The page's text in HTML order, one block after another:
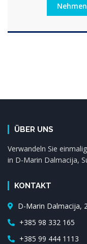
ÜBER UNS
Verwandeln Sie
in D-Marin Dalmacija,
KONTAKT
D-Marin Dalmacija,
+385 98 332 165
+385 99 444 1113